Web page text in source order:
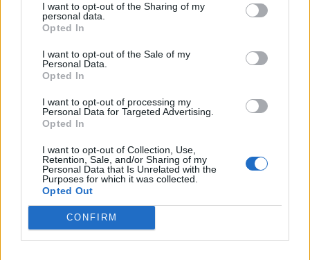
I want to opt-out of the Sharing of my
personal data.
Opted In
I want to opt-out of the Sale of my
Personal Data.
Opted In
I want to opt-out of processing my
Personal Data for Targeted Advertising.
Opted In
I want to opt-out of Collection, Use,
Retention, Sale, and/or Sharing of my
Personal Data that Is Unrelated with the
Purposes for which it was collected.
Opted Out
CONFIRM
Satser på Sting, øker
salget